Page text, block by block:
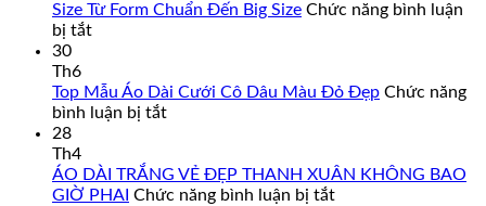
Size Từ Form Chuẩn Đến Big Size Chức năng bình luận
bị tắtở
Cách
Tân
Cấp
–
30
Th6
Top Mẫu Áo Dài Cưới Cô Dâu Màu Đỏ Đẹp Chức năng
bình luận bị tắtở
Áo
Dài
28
Th4
ÁO DÀI TRẮNG VẺ ĐẸP THANH XUÂN KHÔNG BAO
GIỜ PHAI Chức năng bình luận bị tắtở